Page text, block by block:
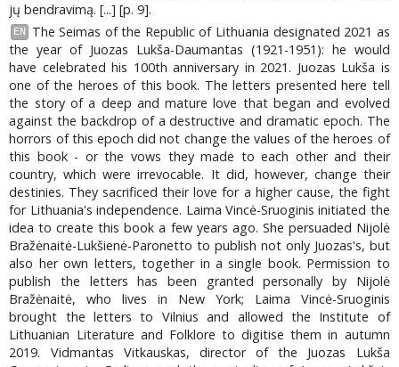
jų bendravimą. [...] [p. 9].
EN
The Seimas of the Republic of Lithuania designated 2021 as
the year of Juozas Lukša-Daumantas (1921-1951): he would
have celebrated his 100th anniversary in 2021. Juozas Lukša is
one of the heroes of this book. The letters presented here tell
the story of a deep and mature love that began and evolved
against the backdrop of a destructive and dramatic epoch. The
horrors of this epoch did not change the values of the heroes of
this book - or the vows they made to each other and their
country, which were irrevocable. It did, however, change their
destinies. They sacrificed their love for a higher cause, the fight
for Lithuania's independence. Laima Vincė-Sruoginis initiated the
idea to create this book a few years ago. She persuaded Nijolė
Bražėnaitė-Lukšienė-Paronetto to publish not only Juozas's, but
also her own letters, together in a single book. Permission to
publish the letters has been granted personally by Nijolė
Bražėnaitė, who lives in New York; Laima Vincė-Sruoginis
brought the letters to Vilnius and allowed the Institute of
Lithuanian Literature and Folklore to digitise them in autumn
2019. Vidmantas Vitkauskas, director of the Juozas Lukša